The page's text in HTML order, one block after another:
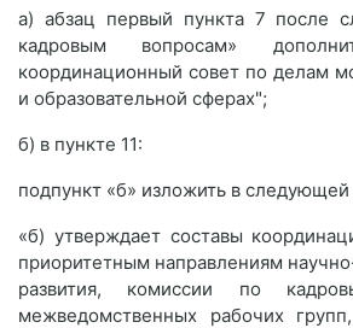
а) абзац первый пункта 7 после
кадровым вопросам»
координационный совет по делам
и образовательной сферах";
б) в пункте 11:
подпункт «б» изложить в
«б) утверждает составы
приоритетным направлениям
развития, комиссии по
межведомственных рабочих